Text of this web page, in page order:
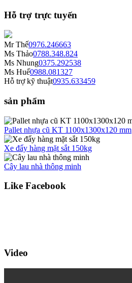
Hỗ trợ trực tuyến
Mr Thế0976.246663
Ms Thảo0788.348.824
Ms Nhung0375.292538
Ms Huế0988.081327
Hỗ trợ kỹ thuật0935.633459
sản phẩm
Pallet nhựa cũ KT 1100x1300x120 mm
Xe đẩy hàng mặt sắt 150kg
Cây lau nhà thông minh
Like Facebook
Video